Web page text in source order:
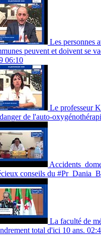
Les personnes
peuvent et doivent se
06:10
Le professeur
de l'auto-
conseils du
La faculté de
total d'ici 10 ans.